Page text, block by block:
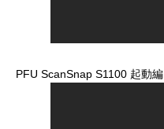
PFU ScanSnap S1100 起動編